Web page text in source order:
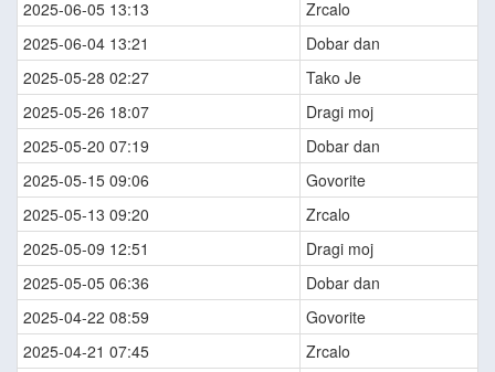
2025-06-05 13:13
Zrcalo
2025-06-04 13:21
Dobar dan
2025-05-28 02:27
Tako Je
2025-05-26 18:07
Dragi moj
2025-05-20 07:19
Dobar dan
2025-05-15 09:06
Govorite
2025-05-13 09:20
Zrcalo
2025-05-09 12:51
Dragi moj
2025-05-05 06:36
Dobar dan
2025-04-22 08:59
Govorite
2025-04-21 07:45
Zrcalo